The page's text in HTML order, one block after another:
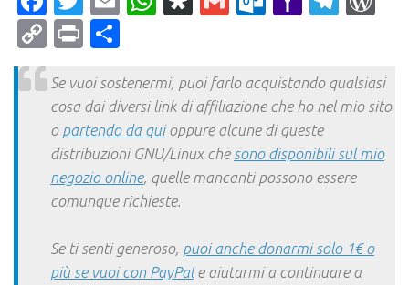
CopyPrint
Se vuoi sostenermi, puoi farlo acquistando qualsiasi
cosa dai diversi link di affiliazione che ho nel mio sito
o partendo da quioppure alcune di queste
distribuzioni GNU/Linux che sono disponibili sul mio
negozio online, quelle mancanti possono essere
comunque richieste.
Se ti senti generoso, puoi anche donarmi solo 1€ o
più se vuoi con PayPale aiutarmi a continuare a